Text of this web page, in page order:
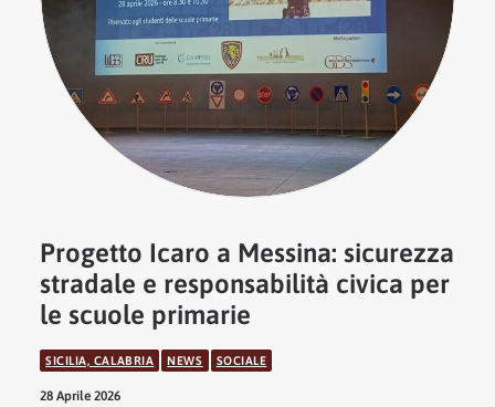
Progetto Icaro a Messina: sicurezza
stradale e responsabilità civica per
le scuole primarie
SICILIA, CALABRIA NEWS SOCIALE
28 Aprile 2026